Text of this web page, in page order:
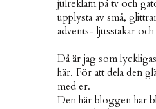
julreklam på tv och
upplysta av små,
advents- ljusstakar
Då är jag som
här. För att dela den
med er.
Den här bloggen har